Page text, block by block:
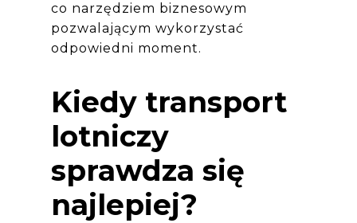
co narzędziem biznesowym
pozwalającym wykorzystać
odpowiedni moment.
Kiedy transport
lotniczy
sprawdza się
najlepiej?